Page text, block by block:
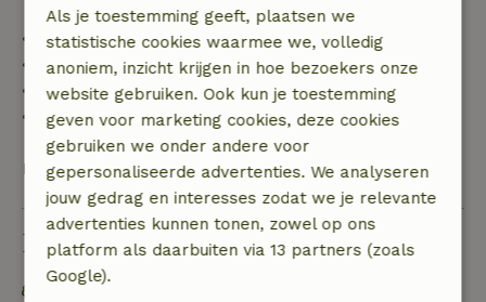
• tot 42 dagen voor aankomst: 70% terugbetaald
• 42–28 dagen voor aankomst: 40% terugbetaald
• 28 dagen tot de aankomstdag: 10% terugbetaald
• op de aankomstdag of later: geen terugbetaling
Bekijk alles
Duurzaamheid
Laadpaal elektrische auto en fiets
Als je toestemming geeft, plaatsen we
statistische cookies waarmee we, volledig
anoniem, inzicht krijgen in hoe bezoekers onze
website gebruiken. Ook kun je toestemming
geven voor marketing cookies, deze cookies
gebruiken we onder andere voor
gepersonaliseerde advertenties. We analyseren
jouw gedrag en interesses zodat we je relevante
advertenties kunnen tonen, zowel op ons
platform als daarbuiten via 13 partners (zoals
Google).